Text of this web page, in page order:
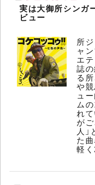
実は大御所シンガ
ビュー
所ジ
ャ
エ
誌
る
や
ュ
ム
れ
が
人
た
軽